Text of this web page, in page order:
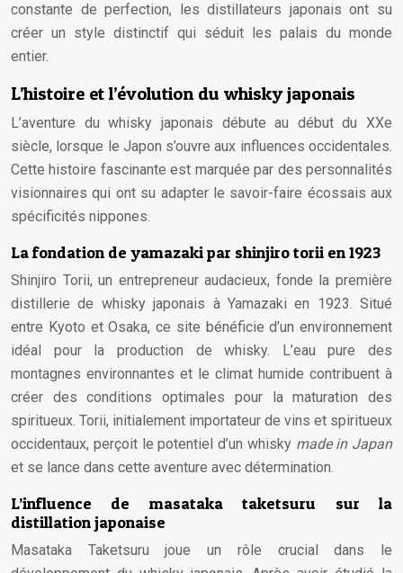
constante de perfection, les distillateurs japonais ont su
créer un style distinctif qui séduit les palais du monde
entier.
L’histoire et l’évolution du whisky japonais
L’aventure du whisky japonais débute au début du XXe
siècle, lorsque le Japon s’ouvre aux influences occidentales.
Cette histoire fascinante est marquée par des personnalités
visionnaires qui ont su adapter le savoir-faire écossais aux
spécificités nippones.
La fondation de yamazaki par shinjiro torii en 1923
Shinjiro Torii, un entrepreneur audacieux, fonde la première
distillerie de whisky japonais à Yamazaki en 1923. Situé
entre Kyoto et Osaka, ce site bénéficie d’un environnement
idéal pour la production de whisky. L’eau pure des
montagnes environnantes et le climat humide contribuent à
créer des conditions optimales pour la maturation des
spiritueux. Torii, initialement importateur de vins et spiritueux
occidentaux, perçoit le potentiel d’un whisky made in Japan
et se lance dans cette aventure avec détermination.
L’influence de masataka taketsuru sur la
distillation japonaise
Masataka Taketsuru joue un rôle crucial dans le